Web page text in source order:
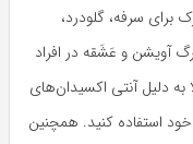
برای سرفه، گلودرد،
آویشن و عَشَقه در افراد
به دلیل آنتی اکسیدان‌های
استفاده کنید. همچنین